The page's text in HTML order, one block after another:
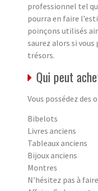
professionnel tel
pourra en faire
poinçons utilisés
saurez alors si vous
trésors.
Qui peut
Vous possédez des
Bibelots
Livres anciens
Tableaux anciens
Bijoux anciens
Montres
N’hésitez pas à